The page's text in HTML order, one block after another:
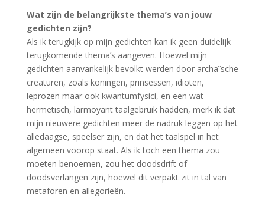
Wat zijn de belangrijkste thema’s van jouw
gedichten zijn?
Als ik terugkijk op mijn gedichten kan ik geen duidelijk
terugkomende thema’s aangeven. Hoewel mijn
gedichten aanvankelijk bevolkt werden door archaïsche
creaturen, zoals koningen, prinsessen, idioten,
leprozen maar ook kwantumfysici, en een wat
hermetisch, larmoyant taalgebruik hadden, merk ik dat
mijn nieuwere gedichten meer de nadruk leggen op het
alledaagse, speelser zijn, en dat het taalspel in het
algemeen voorop staat. Als ik toch een thema zou
moeten benoemen, zou het doodsdrift of
doodsverlangen zijn, hoewel dit verpakt zit in tal van
metaforen en allegorieën.